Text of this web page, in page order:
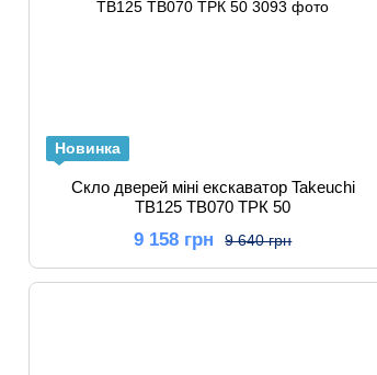
Новинка
Скло дверей міні екскаватор Takeuchi
TB125 TB070 ТРК 50
9 640 грн
9 158 грн